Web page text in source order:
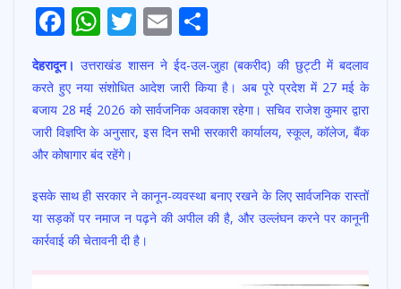
F
e
b
o
o
k
W
h
at
s
A
p
p
T
itt
er
E
m
ai
l
ar
e
देहरादून। उत्तराखंड शासन ने ईद-उल-जुहा (बकरीद) की छुट्टी में बदलाव
करते हुए नया संशोधित आदेश जारी किया है। अब पूरे प्रदेश में 27 मई के
बजाय 28 मई 2026 को सार्वजनिक अवकाश रहेगा। सचिव राजेश कुमार द्वारा
जारी विज्ञप्ति के अनुसार, इस दिन सभी सरकारी कार्यालय, स्कूल, कॉलेज, बैंक
और कोषागार बंद रहेंगे।
इसके साथ ही सरकार ने कानून-व्यवस्था बनाए रखने के लिए सार्वजनिक रास्तों
या सड़कों पर नमाज न पढ़ने की अपील की है, और उल्लंघन करने पर कानूनी
कार्रवाई की चेतावनी दी है।